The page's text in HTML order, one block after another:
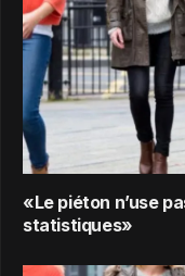
«Le piéton n’use
statistiques»